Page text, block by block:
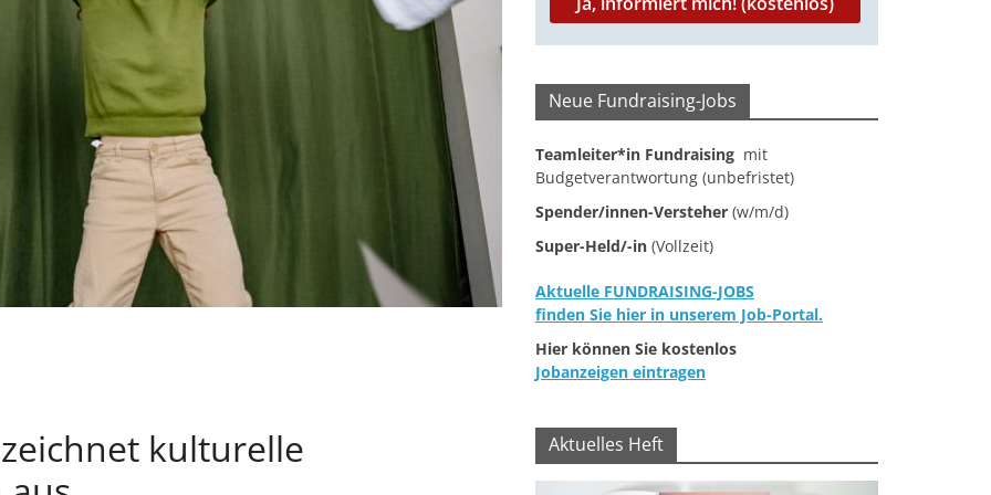
kulturelle
Neue Fundraising-Jobs
Teamleiter*in Fundraising mit
Budgetverantwortung (unbefristet)
Spender/innen-Versteher (w/m/d)
Super-Held/-in (Vollzeit)
Aktuelle FUNDRAISING-JOBS
finden Sie hier in unserem Job-Portal.
Hier können Sie kostenlos
Jobanzeigen eintragen
Aktuelles Heft